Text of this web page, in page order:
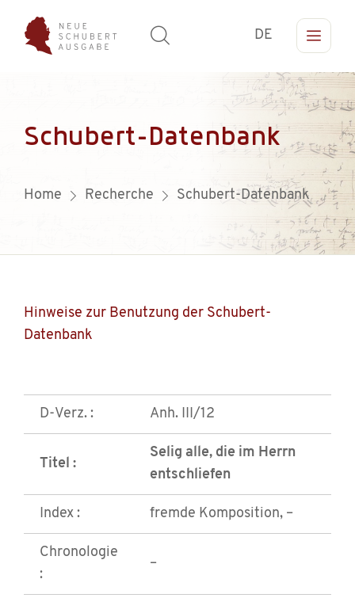
DE
Schubert-Datenbank
Home Recherche Schubert-Datenbank
Hinweise zur Benutzung der Schubert-
Datenbank
D-Verz. : Anh. III/12
Titel :
Selig alle, die im Herrn
entschliefen
Index : fremde Komposition, –
Chronologie
:
–